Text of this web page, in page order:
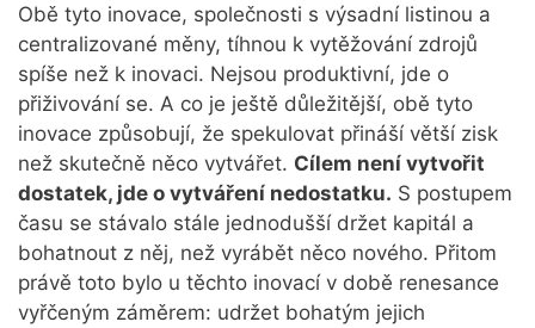
Obě tyto inovace, společnosti s výsadní listinou a
centralizované měny, tíhnou k vytěžování zdrojů
spíše než k inovaci. Nejsou produktivní, jde o
přiživování se. A co je ještě důležitější, obě tyto
inovace způsobují, že spekulovat přináší větší zisk
než skutečně něco vytvářet. Cílem není vytvořit
dostatek, jde o vytváření nedostatku. S postupem
času se stávalo stále jednodušší držet kapitál a
bohatnout z něj, než vyrábět něco nového. Přitom
právě toto bylo u těchto inovací v době renesance
vyřčeným záměrem: udržet bohatým jejich